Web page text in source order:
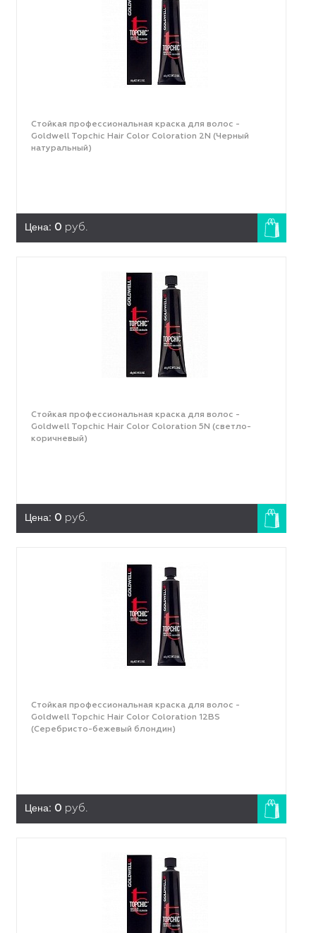
Стойкая профессиональная краска для волос -
Goldwell Topchic Hair Color Coloration 2N (Черный
натуральный)
Цена: 0 руб.
Стойкая профессиональная краска для волос -
Goldwell Topchic Hair Color Coloration 5N (светло-
коричневый)
Цена: 0 руб.
Стойкая профессиональная краска для волос -
Goldwell Topchic Hair Color Coloration 12ВS
(Серебристо-бежевый блондин)
Цена: 0 руб.